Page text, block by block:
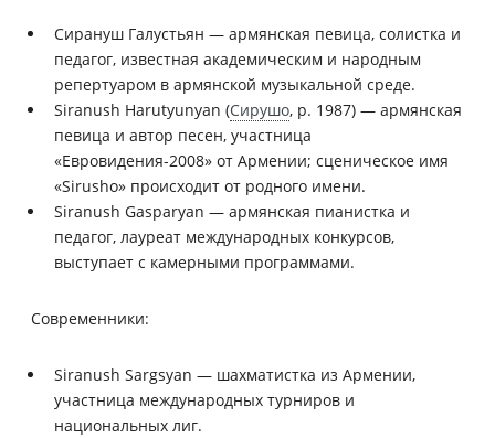
Сирануш Галустьян — армянская певица, солистка и
педагог, известная академическим и народным
репертуаром в армянской музыкальной среде.
Siranush Harutyunyan (Сирушо, р. 1987) — армянская
певица и автор песен, участница
«Евровидения-2008» от Армении; сценическое имя
«Sirusho» происходит от родного имени.
Siranush Gasparyan — армянская пианистка и
педагог, лауреат международных конкурсов,
выступает с камерными программами.
Современники:
Siranush Sargsyan — шахматистка из Армении,
участница международных турниров и
национальных лиг.